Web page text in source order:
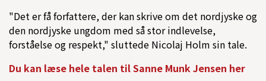
"Det er få forfattere, der kan skrive om det nordjyske og
den nordjyske ungdom med så stor indlevelse,
forståelse og respekt," sluttede Nicolaj Holm sin tale.
Du kan læse hele talen til Sanne Munk Jensen her